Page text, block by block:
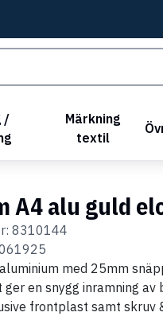
/
Märkning
textil
A4 alu guld
8310144
med 25mm
en snygg inramning av
frontplast samt skruv